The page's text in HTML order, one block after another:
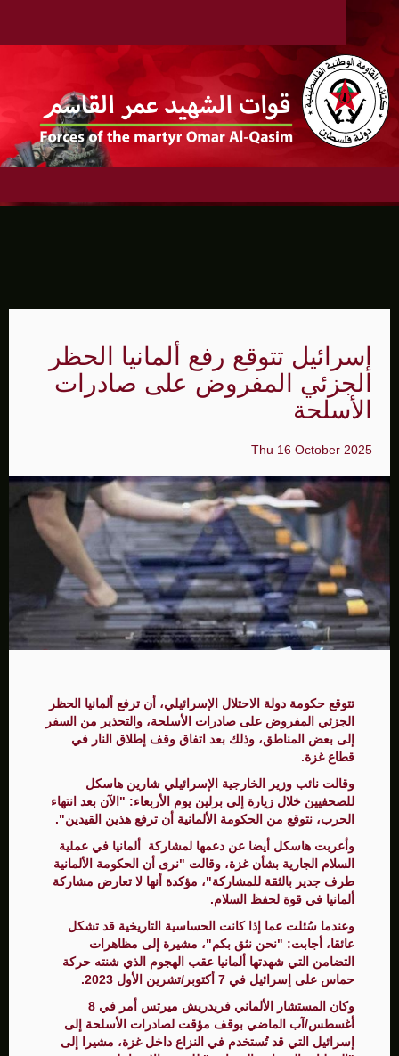
إسرائيل تتوقع رفع ألمانيا الحظر
الجزئي المفروض على صادرات
الأسلحة
Thu 16 October 2025
تتوقع حكومة دولة الاحتلال الإسرائيلي، أن ترفع ألمانيا الحظر
الجزئي المفروض على صادرات الأسلحة، والتحذير من السفر
إلى بعض المناطق، وذلك بعد اتفاق وقف إطلاق النار في
قطاع غزة.
وقالت نائب وزير الخارجية الإسرائيلي شارين هاسكل
للصحفيين خلال زيارة إلى برلين يوم الأربعاء: "الآن بعد انتهاء
الحرب، نتوقع من الحكومة الألمانية أن ترفع هذين القيدين".
وأعربت هاسكل أيضا عن دعمها لمشاركة ألمانيا في عملية
السلام الجارية بشأن غزة، وقالت "نرى أن الحكومة الألمانية
طرف جدير بالثقة للمشاركة"، مؤكدة أنها لا تعارض مشاركة
ألمانيا في قوة لحفظ السلام.
وعندما سُئلت عما إذا كانت الحساسية التاريخية قد تشكل
عائقا، أجابت: "نحن نثق بكم"، مشيرة إلى مظاهرات
التضامن التي شهدتها ألمانيا عقب الهجوم الذي شنته حركة
حماس على إسرائيل في 7 أكتوبر/تشرين الأول 2023.
وكان المستشار الألماني فريدريش ميرتس أمر في 8
أغسطس/آب الماضي بوقف مؤقت لصادرات الأسلحة إلى
إسرائيل التي قد تُستخدم في النزاع داخل غزة، مشيرا إلى